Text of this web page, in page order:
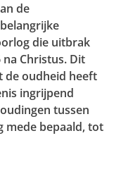
de
die uitbrak
na Christus. Dit
de oudheid heeft
ingrijpend
tussen
mede bepaald, tot